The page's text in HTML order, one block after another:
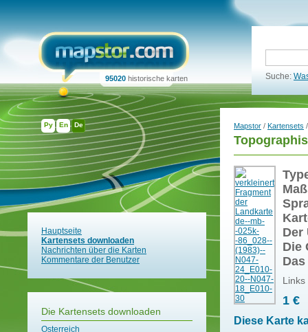
Ру En De
95020 historische karten Suche:
Hauptseite
Kartensets downloaden
Nachrichten über die Karten
Kommentare der Benutzer
Die Kartensets downloaden
Osterreich
Mapstor / Kartensets
Der
Die
1 €
Diese Karte